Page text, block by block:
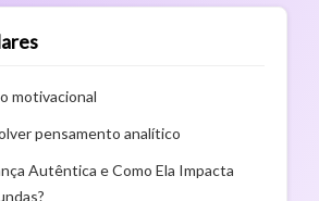
motivacional
pensamento analítico
Autêntica e Como Ela Impacta